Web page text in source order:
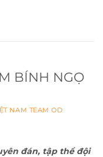
BÍNH NGỌ
NAM TEAM OD
đán, tập thể đội